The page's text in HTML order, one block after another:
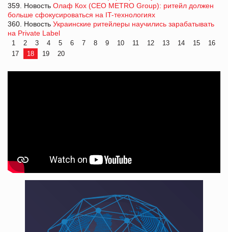
359. Новость Олаф Кох (CEO METRO Group): ритейл должен
больше сфокусироваться на IT-технологиях
360. Новость Украинские ритейлеры научились зарабатывать
на Private Label
1 2 3 4 5 6 7 8 9 10 11 12 13 14 15
16
17
18 19 20